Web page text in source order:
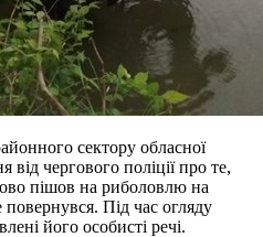
сектору обласної
чергового поліції про те,
пішов на риболовлю на
Під час огляду
його особисті речі.